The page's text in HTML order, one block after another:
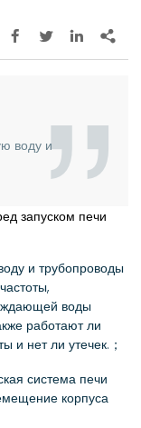
   
воду и
запуском печи
и трубопроводы
воды
работают ли
и нет ли утечек.；
система печи
корпуса